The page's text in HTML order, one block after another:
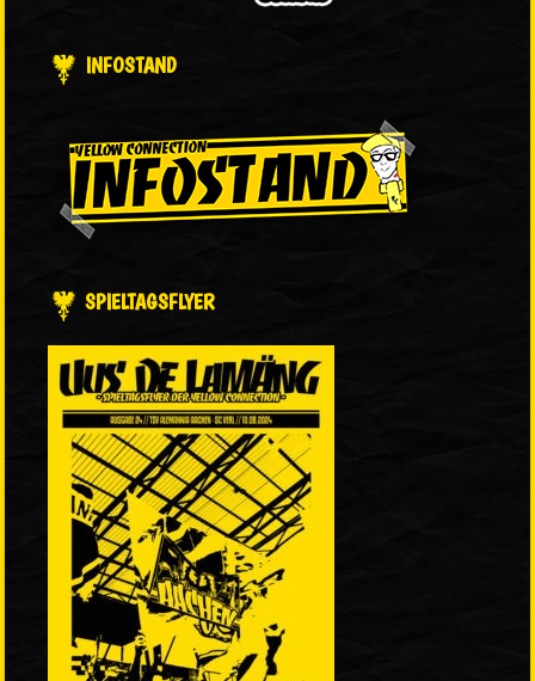
INFOSTAND
SPIELTAGSFLYER